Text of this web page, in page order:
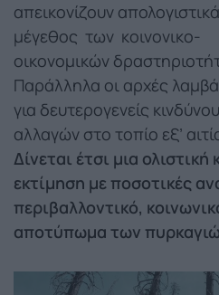
απεικονίζουν
μέγεθος των κοινονικο-
οικονομικών
Παράλληλα οι αρχές
για δευτερογενείς
αλλαγών στο τοπίο εξ’
Δίνεται έτσι μια ολιστική
εκτίμηση με ποσοτικές
περιβαλλοντικό,
αποτύπωμα των